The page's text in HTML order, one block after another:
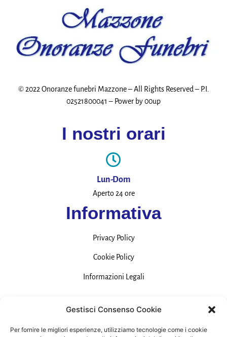
Gestisci Consenso Cookie
Per fornire le migliori esperienze, utilizziamo tecnologie come i cookie
© 2022 Onoranze funebri Mazzone – All Rights Reserved – P.I.
02521800041 – Power by00up
I nostri orari
Lun-Dom
Aperto 24 ore
Informativa
Privacy Policy
Cookie Policy
Informazioni Legali
Contatti